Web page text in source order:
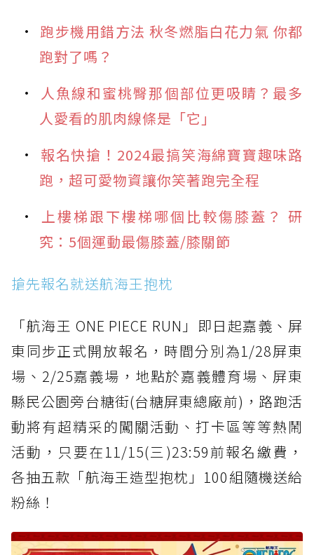
跑步機用錯方法 秋冬燃脂白花力氣 你都
跑對了嗎？
人魚線和蜜桃臀那個部位更吸睛？最多
人愛看的肌肉線條是「它」
報名快搶！2024最搞笑海綿寶寶趣味路
跑，超可愛物資讓你笑著跑完全程
上樓梯跟下樓梯哪個比較傷膝蓋？ 研
究：5個運動最傷膝蓋/膝關節
搶先報名就送航海王抱枕
「航海王 ONE PIECE RUN」即日起嘉義、屏
東同步正式開放報名，時間分別為1/28屏東
場、2/25嘉義場，地點於嘉義體育場、屏東
縣民公園旁台糖街(台糖屏東總廠前)，路跑活
動將有超精采的闖關活動、打卡區等等熱鬧
活動，只要在11/15(三)23:59前報名繳費，
各抽五款「航海王造型抱枕」100組隨機送給
粉絲！